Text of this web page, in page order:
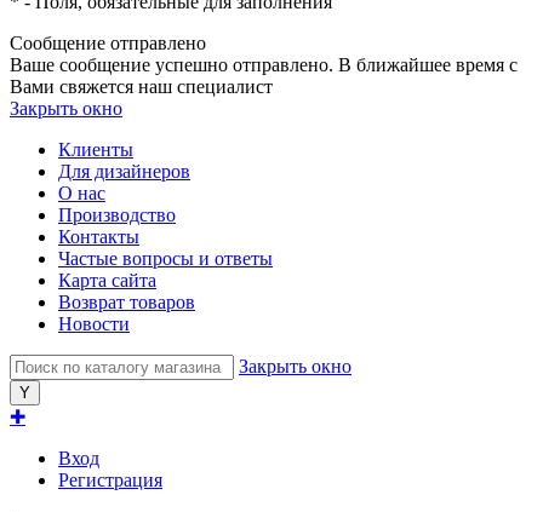
Сообщение отправлено
Ваше сообщение успешно отправлено. В ближайшее время с
Вами свяжется наш специалист
Закрыть окно
Клиенты
Для дизайнеров
О нас
Производство
Контакты
Частые вопросы и ответы
Карта сайта
Возврат товаров
Новости
Закрыть окно
✚
Вход
Регистрация